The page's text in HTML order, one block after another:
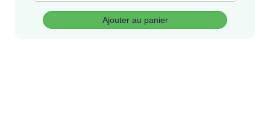
Ajouter au panier